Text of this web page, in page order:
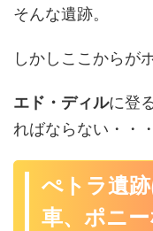
そんな遺跡。
しかしここからが
エド・ディルに登
ればならない・・・
ぺトラ遺
車、ポニ